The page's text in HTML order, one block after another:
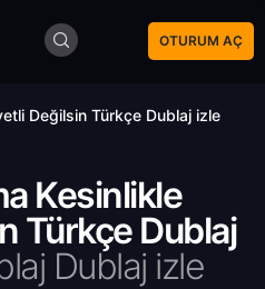
OTURUM AÇ
Değilsin Türkçe Dublaj izle
Kesinlikle
Türkçe Dublaj
Dublaj izle